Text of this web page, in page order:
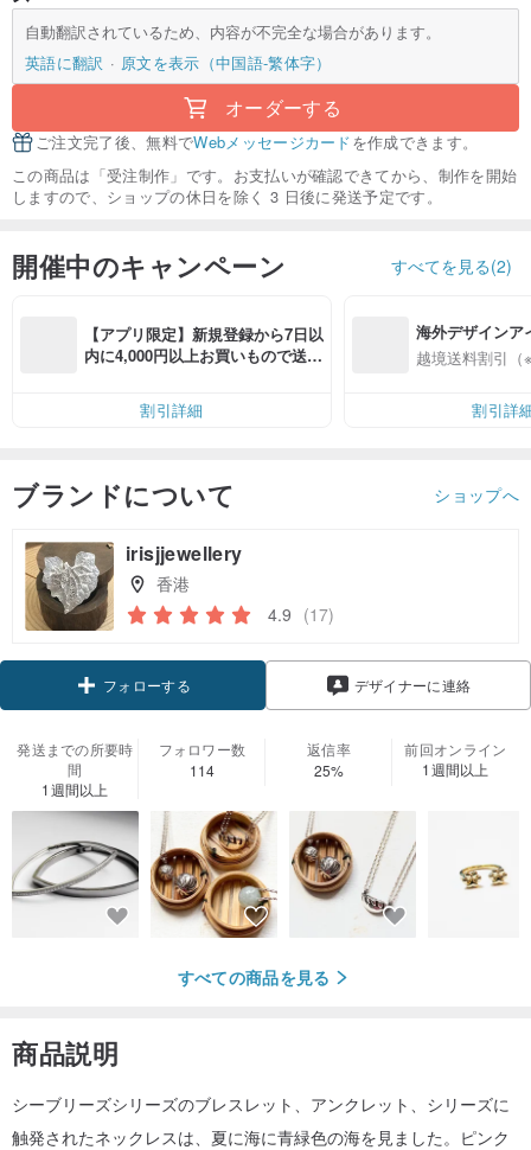
自動翻訳されているため、内容が不完全な場合があります。
英語に翻訳
原文を表示（中国語-繁体字）
オーダーする
ご注文完了後、無料でWebメッセージカードを作成できます。
この商品は「受注制作」です。お支払いが確認できてから、制作を開始
しますので、ショップの休日を除く 3 日後に発送予定です。
開催中のキャンペーン すべてを見る(2)
【アプリ限定】新規登録から7日以
内に4,000円以上お買いもので送料
割引詳細
海外デザインア
入
越境送料割引（
割引詳
ブランドについて ショップへ
irisjjewellery
香港
4.9 (17)
フォローする
デザイナーに連絡
発送までの所要時
間
1週間以上
フォロワー数
114
返信率
25%
前回オンライン
1週間以上
すべての商品を見る
商品説明
シーブリーズシリーズのブレスレット、アンクレット、シリーズに
触発されたネックレスは、夏に海に青緑色の海を見ました。ピンク